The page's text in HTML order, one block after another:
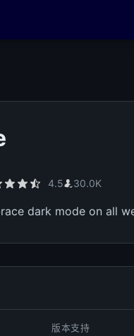
4.5 30.0K
dark mode on all
版本支持